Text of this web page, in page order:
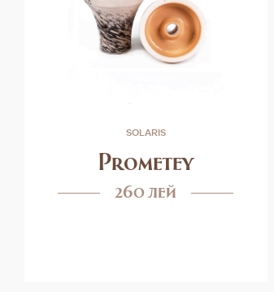
SOLARIS
Prometey
260 лей